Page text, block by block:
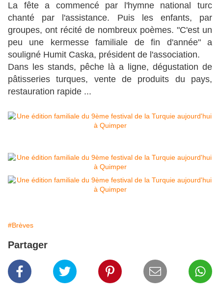
La fête a commencé par l'hymne national turc
chanté par l'assistance. Puis les enfants, par
groupes, ont récité de nombreux poèmes. "C'est un
peu une kermesse familiale de fin d'année" a
souligné Humit Caska, président de l'association.
Dans les stands, pêche là a ligne, dégustation de
pâtisseries turques, vente de produits du pays,
restauration rapide ...
#Brèves
Partager